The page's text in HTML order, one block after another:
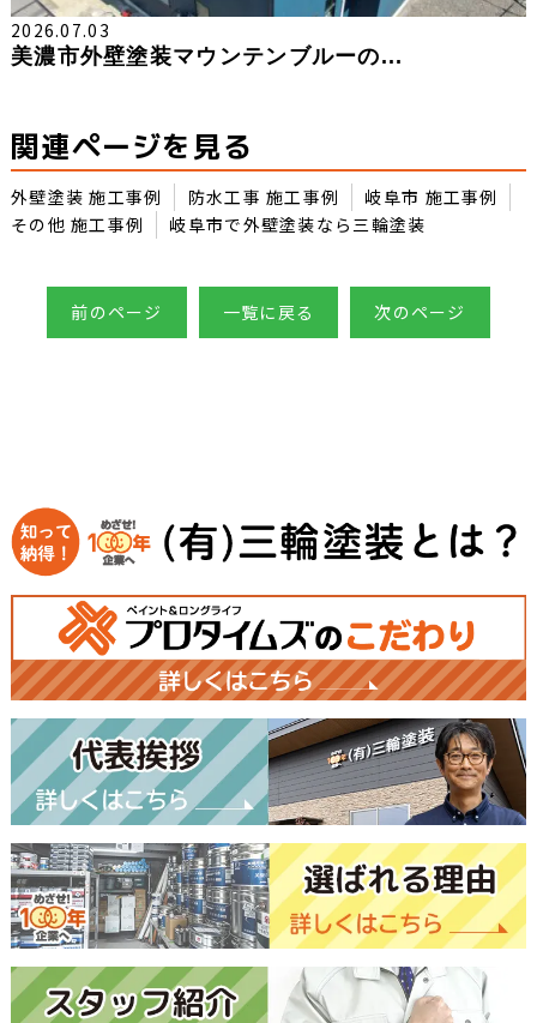
2026.07.03
美濃市外壁塗装マウンテンブルーの...
関連ページを見る
外壁塗装 施工事例 防水工事 施工事例
岐阜市 施工事例
その他 施工事例
岐阜市で外壁塗装なら三輪塗装
前のページ 一覧に戻る 次のページ